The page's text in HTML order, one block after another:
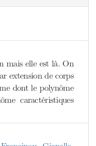
mais elle est là. On
extension de corps
dont le polynôme
caractéristiques